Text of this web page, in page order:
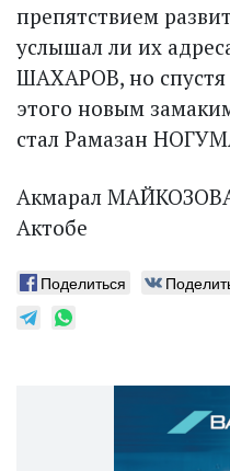
препятствием
услышал ли их
ШАХАРОВ, но спустя
этого новым
стал Рамазан
Акмарал
Актобе
Поделиться